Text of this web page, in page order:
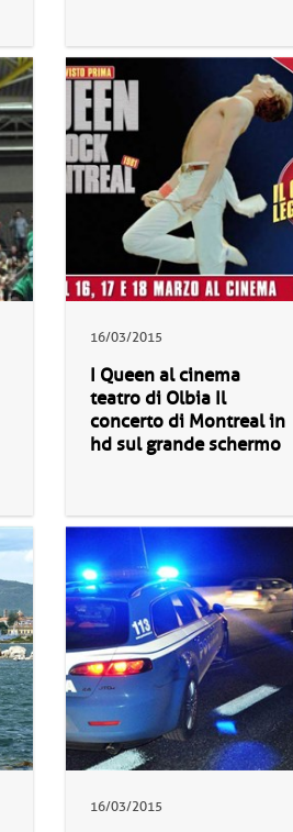
16/03/2015
I Queen al cinema
teatro di Olbia Il
concerto di Montreal in
hd sul grande schermo
16/03/2015